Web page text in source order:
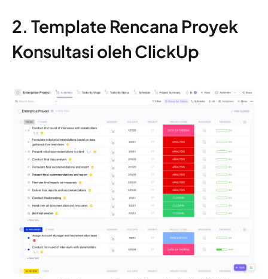
2. Template Rencana Proyek
Konsultasi oleh ClickUp